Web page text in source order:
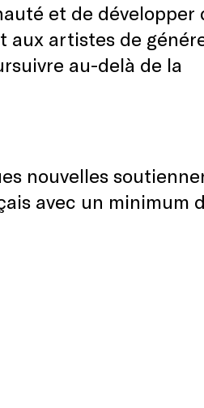
et de développer
aux artistes de
au-delà de la
nouvelles
avec un minimum